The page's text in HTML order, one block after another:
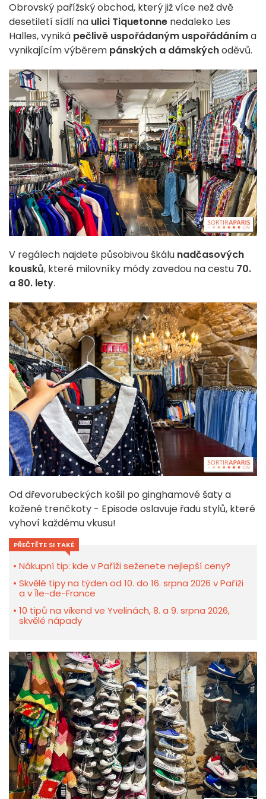
Obrovský pařížský obchod, který již více než dvě
desetiletí sídlí na ulici Tiquetonne nedaleko Les
Halles, vyniká pečlivě uspořádaným uspořádáníma
vynikajícím výběrem pánských a dámskýchoděvů.
V regálech najdete působivou škálu nadčasových
kousků, které milovníky módy zavedou na cestu 70.
a 80. lety.
Od dřevorubeckých košil po ginghamové šaty a
kožené trenčkoty - Episode oslavuje řadu stylů, které
vyhoví každému vkusu!
PŘEČTĚTE SI TAKÉ
Nákupní tip: kde v Paříži seženete nejlepší ceny?
Skvělé tipy na týden od 10. do 16. srpna 2026 v Paříži
a v Île-de-France
10 tipů na víkend ve Yvelinách, 8. a 9. srpna 2026,
skvělé nápady